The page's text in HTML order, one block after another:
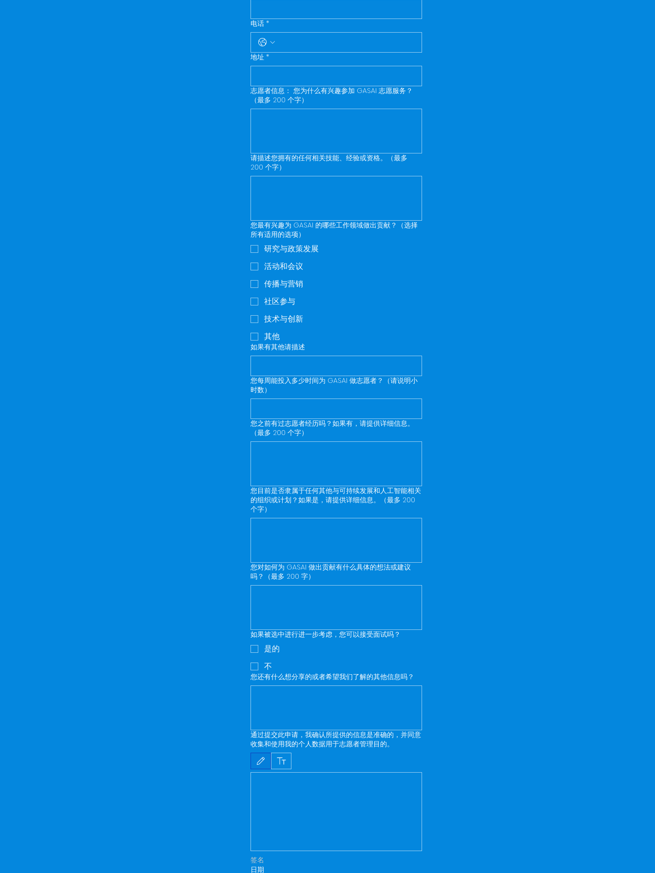
电话 *
地址 *
志愿者信息： 您为什么有兴趣参加 GASAI 志愿服务？
（最多 200 个字）
请描述您拥有的任何相关技能、经验或资格。（最多
200 个字）
您最有兴趣为 GASAI 的哪些工作领域做出贡献？（选择
所有适用的选项）
研究与政策发展
活动和会议
传播与营销
社区参与
技术与创新
其他
如果有其他请描述
您每周能投入多少时间为 GASAI 做志愿者？（请说明小
时数）
您之前有过志愿者经历吗？如果有，请提供详细信息。
（最多 200 个字）
您目前是否隶属于任何其他与可持续发展和人工智能相关
的组织或计划？如果是，请提供详细信息。（最多 200
个字）
您对如何为 GASAI 做出贡献有什么具体的想法或建议
吗？（最多 200 字）
如果被选中进行进一步考虑，您可以接受面试吗？
是的
不
您还有什么想分享的或者希望我们了解的其他信息吗？
通过提交此申请，我确认所提供的信息是准确的，并同意
收集和使用我的个人数据用于志愿者管理目的。
已選擇繪畫模式。請使用滑鼠或觸控板。如要使用鍵盤，請選擇「文字輸入」或「上傳」。
签名
日期